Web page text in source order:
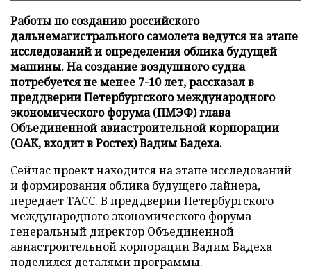
Работы по созданию российского
дальнемагистрального самолета ведутся на этапе
исследований и определения облика будущей
машины. На создание воздушного судна
потребуется не менее 7-10 лет, рассказал в
преддверии Петербургского международного
экономического форума (ПМЭФ) глава
Объединенной авиастроительной корпорации
(ОАК, входит в Ростех) Вадим Бадеха.
Сейчас проект находится на этапе исследований
и формирования облика будущего лайнера,
передаетТАСС. В преддверии Петербургского
международного экономического форума
генеральный директор Объединенной
авиастроительной корпорации Вадим Бадеха
поделился деталями программы.